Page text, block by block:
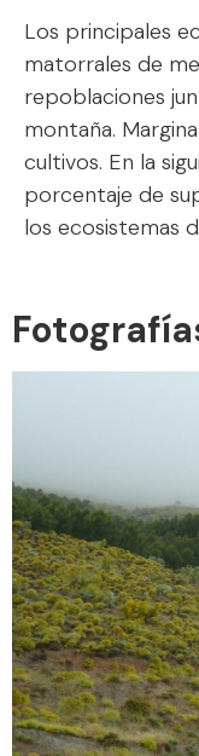
Los principales
matorrales de
repoblaciones
montaña.
cultivos. En la
porcentaje de
los ecosistemas